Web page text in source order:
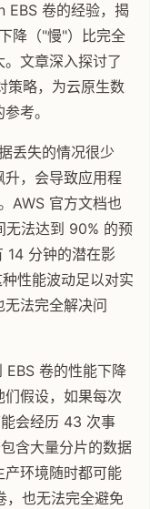
EBS 卷的经验，揭
降（"慢"）比完全
文章深入探讨了
策略，为云原生数
考。
丢失的情况很少
，会导致应用程
AWS 官方文档也
无法达到 90% 的预
14 分钟的潜在影
性能波动足以对实
法完全解决问
卷的性能下降
假设，如果每次
会经历 43 次事
含大量分片的数据
产环境随时都可能
，也无法完全避免